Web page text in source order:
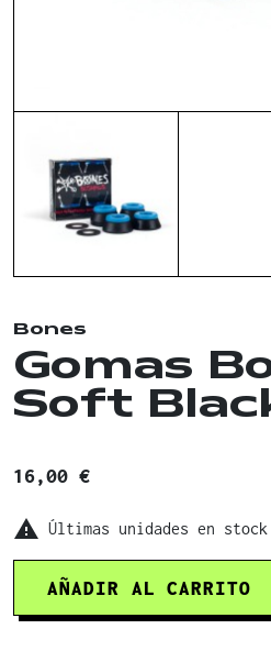
Bones
Gomas
Soft
16,00 €
 Últimas unidades en stock
AÑADIR AL CARRITO